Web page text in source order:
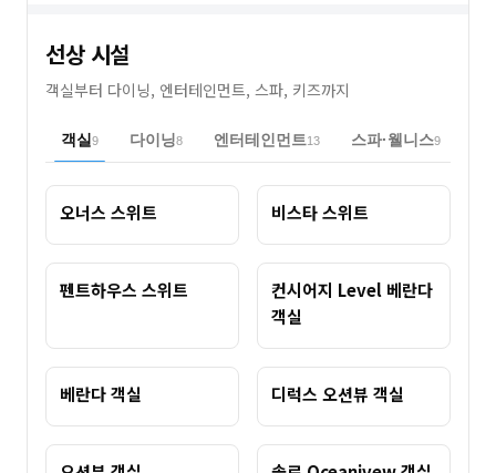
선상 시설
객실부터 다이닝, 엔터테인먼트, 스파, 키즈까지
객실 9 다이닝8 엔터테인먼트13 스파·웰니스9
오너스 스위트 비스타 스위트
펜트하우스 스위트
컨시어지 Level 베란다
객실
베란다 객실 디럭스 오션뷰 객실